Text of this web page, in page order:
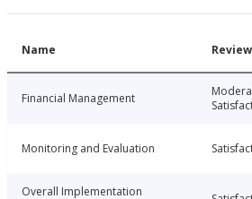
Name Review
Financial Management
Monitoring and Evaluation
Overall Implementation